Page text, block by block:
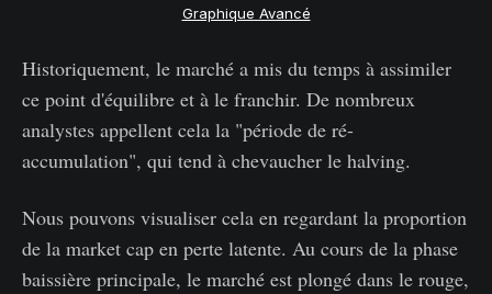
Graphique Avancé
Historiquement, le marché a mis du temps à assimiler
ce point d'équilibre et à le franchir. De nombreux
analystes appellent cela la "période de ré-
accumulation", qui tend à chevaucher le halving.
Nous pouvons visualiser cela en regardant la proportion
de la market cap en perte latente. Au cours de la phase
baissière principale, le marché est plongé dans le rouge,